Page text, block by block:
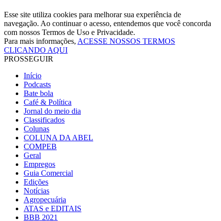
Esse site utiliza cookies para melhorar sua experiência de
navegação. Ao continuar o acesso, entendemos que você concorda
com nossos Termos de Uso e Privacidade.
Para mais informações, ACESSE NOSSOS TERMOS
CLICANDO AQUI
PROSSEGUIR
Início
Podcasts
Bate bola
Café & Política
Jornal do meio dia
Classificados
Colunas
COLUNA DA ABEL
COMPEB
Geral
Empregos
Guia Comercial
Edições
Notícias
Agropecuária
ATAS e EDITAIS
BBB 2021